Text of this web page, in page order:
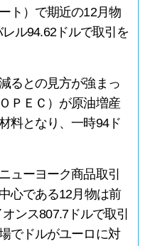
ト）で期近の12月物
ル94.62ドルで取引を
るとの見方が強まっ
ＰＥＣ）が原油増産
料となり、一時94ド
ューヨーク商品取引
心である12月物は前
ンス807.7ドルで取引
でドルがユーロに対